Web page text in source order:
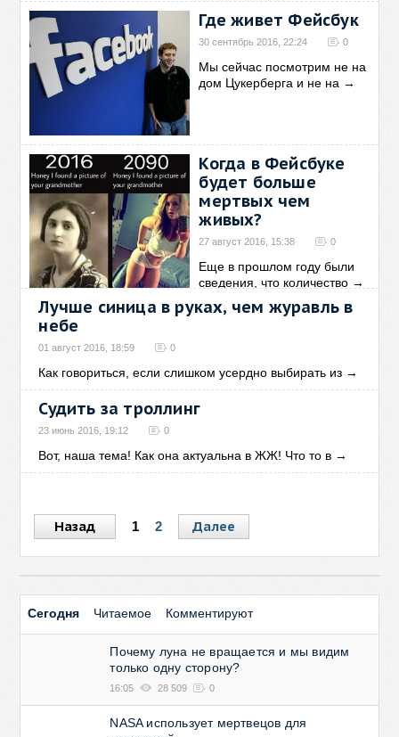
Захватывающее подводное
приключение с призами в
Где живет Фейсбук
30 сентябрь 2016, 22:24 0
Мы сейчас посмотрим не на
дом Цукерберга и не на →
Когда в Фейсбуке
будет больше
мертвых чем
живых?
27 август 2016, 15:38 0
Еще в прошлом году были
сведения, что количество →
Лучше синица в руках, чем журавль в
небе
01 август 2016, 18:59 0
Как говориться, если слишком усердно выбирать из →
Судить за троллинг
23 июнь 2016, 19:12 0
Вот, наша тема! Как она актуальна в ЖЖ! Что то в →
Назад 1 2 Далее
Сегодня Читаемое Комментируют
Почему луна не вращается и мы видим
только одну сторону?
16:05 28 509 0
NASA использует мертвецов для